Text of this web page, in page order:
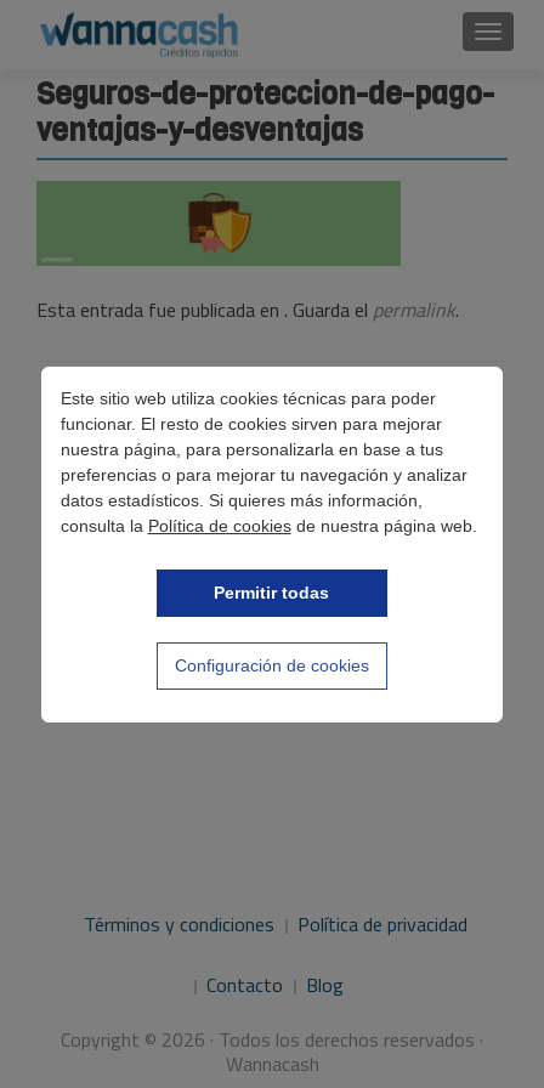
Este sitio web utiliza cookies técnicas para poder
funcionar. El resto de cookies sirven para mejorar
nuestra página, para personalizarla en base a tus
preferencias o para mejorar tu navegación y analizar
datos estadísticos. Si quieres más información,
consulta la Política de cookiesde nuestra página web.
Permitir todas
Configuración de cookies
Seguros-de-proteccion-de-pago-
ventajas-y-desventajas
Esta entrada fue publicada en . Guarda el permalink.
Navegación
de
entradas
←Seguros de protección de pago, ventajas y
desventajas
Términos y condiciones Política de privacidad
Contacto
Blog
Copyright © 2026 · Todos los derechos reservados ·
Wannacash